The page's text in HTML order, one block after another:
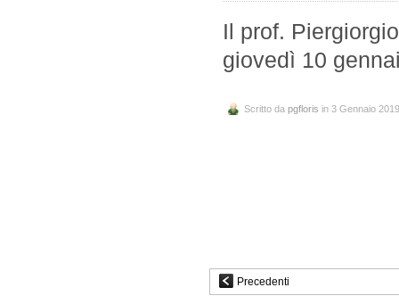
Il prof.
giovedì 10
Scritto da pgfloris in 3 Gennaio 2019
Precedenti